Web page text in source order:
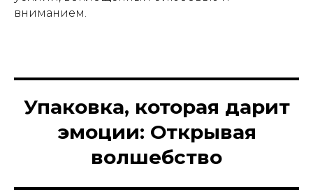
вниманием.
Упаковка, которая дарит
эмоции: Открывая
волшебство